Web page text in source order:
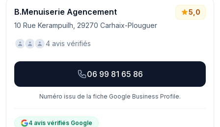
B.Menuiserie Agencement
10 Rue Kerampuilh, 29270 Carhaix-Plouguer
5,0
4 avis vérifiés
06 99 81 65 86
Numéro issu de la fiche Google Business Profile.
4 avis vérifiés Google